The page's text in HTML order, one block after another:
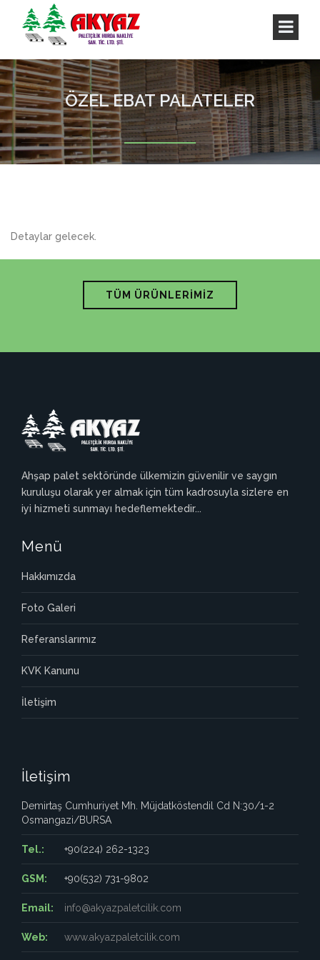
ÖZEL EBAT PALATELER
Detaylar gelecek.
TÜM ÜRÜNLERİMİZ
Ahşap palet sektöründe ülkemizin güvenilir ve saygın
kuruluşu olarak yer almak için tüm kadrosuyla sizlere en
iyi hizmeti sunmayı hedeflemektedir...
Menü
Hakkımızda
Foto Galeri
Referanslarımız
KVK Kanunu
İletişim
İletişim
Demirtaş Cumhuriyet Mh. Müjdatköstendil Cd N:30/1-2
Osmangazi/BURSA
Tel.: +90(224) 262-1323
GSM: +90(532) 731-9802
Email: info@akyazpaletcilik.com
Web: www.akyazpaletcilik.com